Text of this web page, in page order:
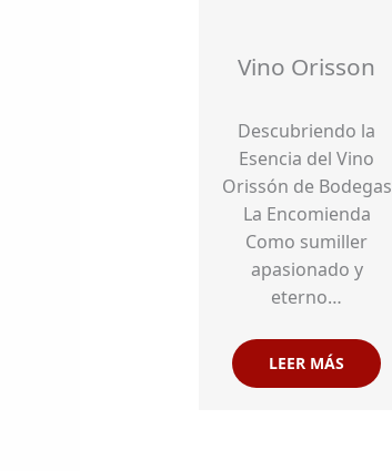
Vino Orisson
Descubriendo la
Esencia del Vino
Orissón de Bodegas
La Encomienda
Como sumiller
apasionado y
eterno…
LEER MÁS